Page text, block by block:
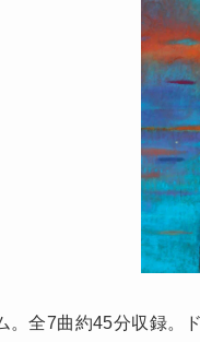
全7曲約45分収録。